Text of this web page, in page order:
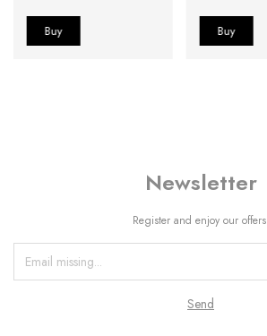
Newsletter
Register and enjoy our